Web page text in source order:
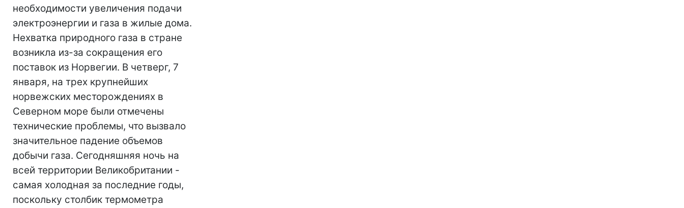
необходимости увеличения подачи
электроэнергии и газа в жилые дома.
Нехватка природного газа в стране
возникла из-за сокращения его
поставок из Норвегии. В четверг, 7
января, на трех крупнейших
норвежских месторождениях в
Северном море были отмечены
технические проблемы, что вызвало
значительное падение объемов
добычи газа. Сегодняшняя ночь на
всей территории Великобритании -
самая холодная за последние годы,
поскольку столбик термометра